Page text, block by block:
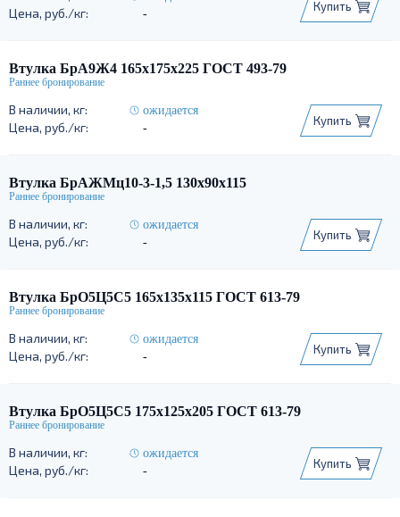
-
Купить
Втулка БрА9Ж4 165х175х225 ГОСТ 493-79
ожидается
-
Купить
Втулка БрАЖМц10-3-1,5 130х90х115
ожидается
-
Купить
Втулка БрО5Ц5С5 165х135х115 ГОСТ 613-79
ожидается
-
Купить
Втулка БрО5Ц5С5 175х125х205 ГОСТ 613-79
ожидается
-
Купить